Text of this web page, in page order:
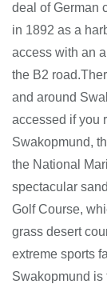
deal of German
in 1892 as a
access with an
the B2
and around
accessed if you
Swakopmund,
the National
spectacular
Golf Course,
grass desert
extreme sports
Swakopmund is